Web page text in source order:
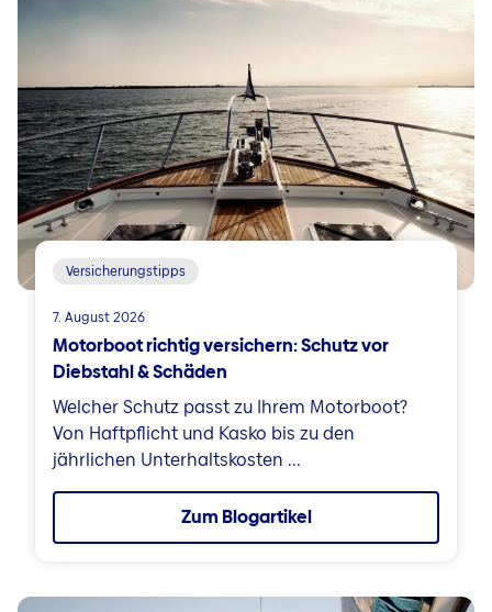
Versicherungstipps
7. August 2026
Motorboot richtig versichern: Schutz vor
Diebstahl & Schäden
Welcher Schutz passt zu Ihrem Motorboot?
Von Haftpflicht und Kasko bis zu den
jährlichen Unterhaltskosten ...
Zum Blogartikel